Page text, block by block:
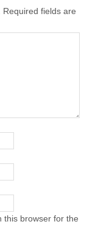
Required fields are
this browser for the